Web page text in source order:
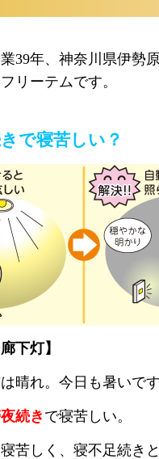
39年、神奈川県伊勢
リーテムです。
で寝苦しい？
下灯】
晴れ。今日も暑いで
続きで寝苦しい。
苦しく、寝不足続き